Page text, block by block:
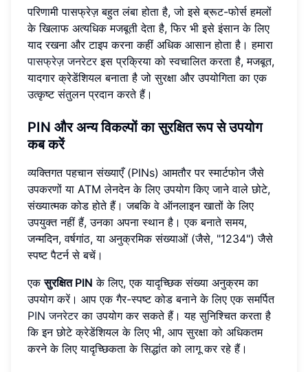
परिणामी पासफ्रेज़ बहुत लंबा होता है, जो इसे ब्रूट-फोर्स हमलों
के खिलाफ अत्यधिक मजबूती देता है, फिर भी इसे इंसान के लिए
याद रखना और टाइप करना कहीं अधिक आसान होता है। हमारा
पासफ्रेज़ जनरेटरइस प्रक्रिया को स्वचालित करता है, मजबूत,
यादगार क्रेडेंशियल बनाता है जो सुरक्षा और उपयोगिता का एक
उत्कृष्ट संतुलन प्रदान करते हैं।
PIN और अन्य विकल्पों का सुरक्षित रूप से उपयोग
कब करें
व्यक्तिगत पहचान संख्याएँ (PINs) आमतौर पर स्मार्टफोन जैसे
उपकरणों या ATM लेनदेन के लिए उपयोग किए जाने वाले छोटे,
संख्यात्मक कोड होते हैं। जबकि वे ऑनलाइन खातों के लिए
उपयुक्त नहीं हैं, उनका अपना स्थान है। एक बनाते समय,
जन्मदिन, वर्षगांठ, या अनुक्रमिक संख्याओं (जैसे, "1234") जैसे
स्पष्ट पैटर्न से बचें।
एकसुरक्षित PIN के लिए, एक यादृच्छिक संख्या अनुक्रम का
उपयोग करें। आप एक गैर-स्पष्ट कोड बनाने के लिए एक समर्पित
PIN जनरेटरका उपयोग कर सकते हैं। यह सुनिश्चित करता है
कि इन छोटे क्रेडेंशियल के लिए भी, आप सुरक्षा को अधिकतम
करने के लिए यादृच्छिकता के सिद्धांत को लागू कर रहे हैं।